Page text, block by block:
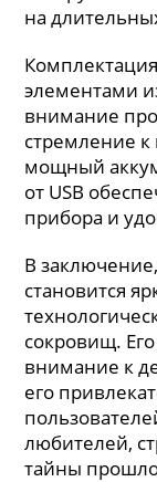
на
элементами
внимание
стремление к
мощный
от USB
прибора и
В
становится
сокровищ.
внимание к
его
любителей,
тайны